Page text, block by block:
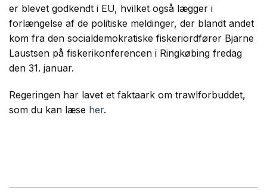
er blevet godkendt i EU, hvilket også lægger i
forlængelse af de politiske meldinger, der blandt andet
kom fra den socialdemokratiske fiskeriordfører Bjarne
Laustsen på fiskerikonferencen i Ringkøbing fredag
den 31. januar.
Regeringen har lavet et faktaark om trawlforbuddet,
som du kan læse her.